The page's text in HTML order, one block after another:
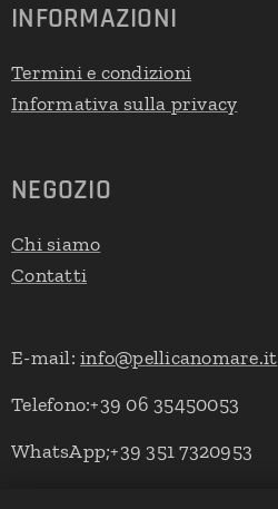
INFORMAZIONI
Termini e condizioni
Informativa sulla privacy
NEGOZIO
Chi siamo
Contatti
E-mail:info@pellicanomare.it
Telefono:+39 06 35450053
WhatsApp;+39 351 7320953